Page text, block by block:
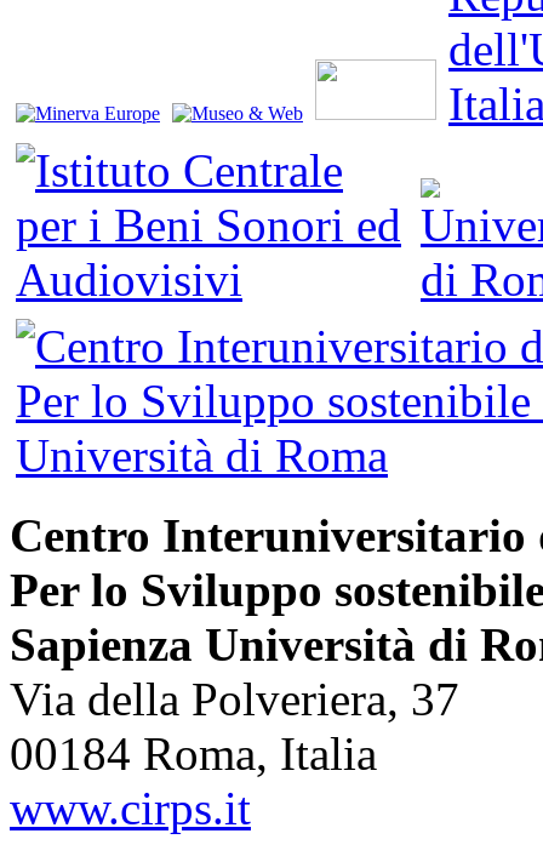
Centro Interuniversitario
Per lo Sviluppo
Sapienza Università di
Via della Polveriera, 37
00184 Roma, Italia
www.cirps.it